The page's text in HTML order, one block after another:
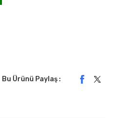
Bu Ürünü Paylaş :